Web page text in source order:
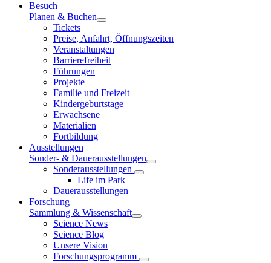
Besuch
Planen & Buchen
Tickets
Preise, Anfahrt, Öffnungszeiten
Veranstaltungen
Barrierefreiheit
Führungen
Projekte
Familie und Freizeit
Kindergeburtstage
Erwachsene
Materialien
Fortbildung
Ausstellungen
Sonder- & Dauerausstellungen
Sonderausstellungen
Life im Park
Dauerausstellungen
Forschung
Sammlung & Wissenschaft
Science News
Science Blog
Unsere Vision
Forschungsprogramm